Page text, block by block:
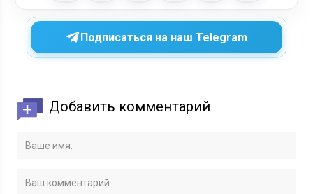
Подписаться на наш Telegram
Добавить комментарий